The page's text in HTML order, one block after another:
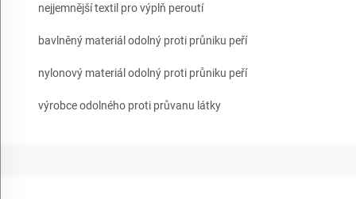
nejjemnější textil pro výplň peroutí
bavlněný materiál odolný proti průniku peří
nylonový materiál odolný proti průniku peří
výrobce odolného proti průvanu látky